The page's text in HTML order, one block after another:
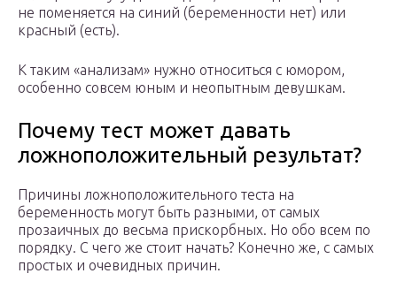
не поменяется на синий (беременности нет) или
красный (есть).
К таким «анализам» нужно относиться с юмором,
особенно совсем юным и неопытным девушкам.
Почему тест может давать
ложноположительный результат?
Причины ложноположительного теста на
беременность могут быть разными, от самых
прозаичных до весьма прискорбных. Но обо всем по
порядку. С чего же стоит начать? Конечно же, с самых
простых и очевидных причин.